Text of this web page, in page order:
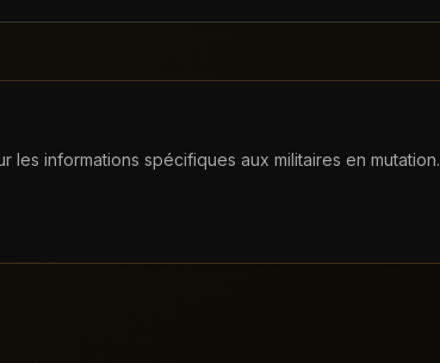
informations spécifiques aux militaires en mutation.